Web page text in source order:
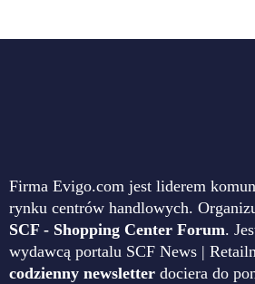
Firma Evigo.com jest liderem
rynku centrów handlowych.
SCF - Shopping Center Forum.
wydawcą portalu SCF News |
codzienny newsletter dociera do